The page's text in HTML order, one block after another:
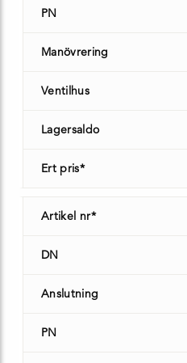
PN
Manövrering
Ventilhus
Lagersaldo
Ert pris*
Artikel nr*
DN
Anslutning
PN